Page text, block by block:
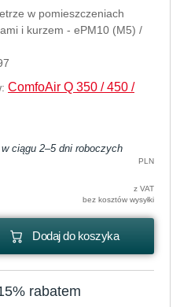
w pomieszczeniach
i kurzem - ePM10 (M5) /
ComfoAir Q 350 / 450 /
ciągu 2–5 dni roboczych
PLN
z VAT
bez kosztów wysyłki
Dodaj do koszyka
rabatem